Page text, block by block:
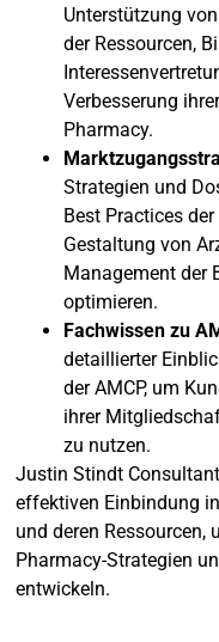
Unterstützung
der Ressourcen,
Verbesserung
Pharmacy.
Strategien und
Best Practices
Gestaltung von
Management der
optimieren.
Fachwissen zu
detaillierter
der AMCP, um
ihrer
zu nutzen.
Justin Stindt
effektiven Einbindung
und deren Ressourcen,
Pharmacy-Strategien
entwickeln.